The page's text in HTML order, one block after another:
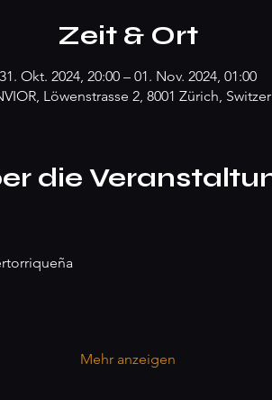
Zeit & Ort
31. Okt. 2024, 20:00 – 01. Nov. 2024, 01:00
Löwenstrasse 2, 8001 Zürich,
die
Mehr anzeigen